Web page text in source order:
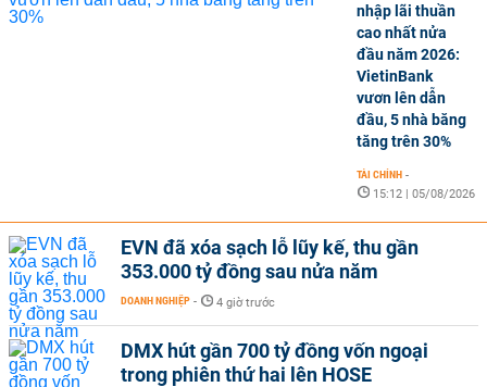
nhập lãi thuần
cao nhất nửa
đầu năm 2026:
VietinBank
vươn lên dẫn
đầu, 5 nhà băng
tăng trên 30%
TÀI CHÍNH -
15:12 | 05/08/2026
EVN đã xóa sạch lỗ lũy kế, thu gần
353.000 tỷ đồng sau nửa năm
DOANH NGHIỆP - 4 giờ trước
DMX hút gần 700 tỷ đồng vốn ngoại
trong phiên thứ hai lên HOSE